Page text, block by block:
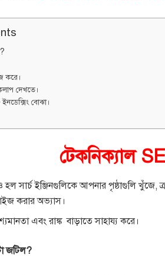
করে।
দেখতে।
বোঝা।
টেকনিক্যাল
সার্চ ইঞ্জিনগুলিকে আপনার পৃষ্ঠাগুলি
করার অভ্যাস।
এবং রাঙ্ক বাড়াতে সাহায্য করে।
জটিল?